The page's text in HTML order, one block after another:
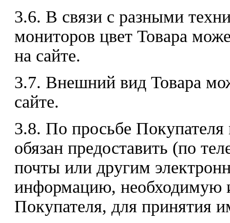
3.6. В связи с разными
мониторов цвет Товара
на сайте.
3.7. Внешний вид Товара
сайте.
3.8. По просьбе Покупателя
обязан предоставить (по
почты или другим
информацию, необходимую
Покупателя, для принятия